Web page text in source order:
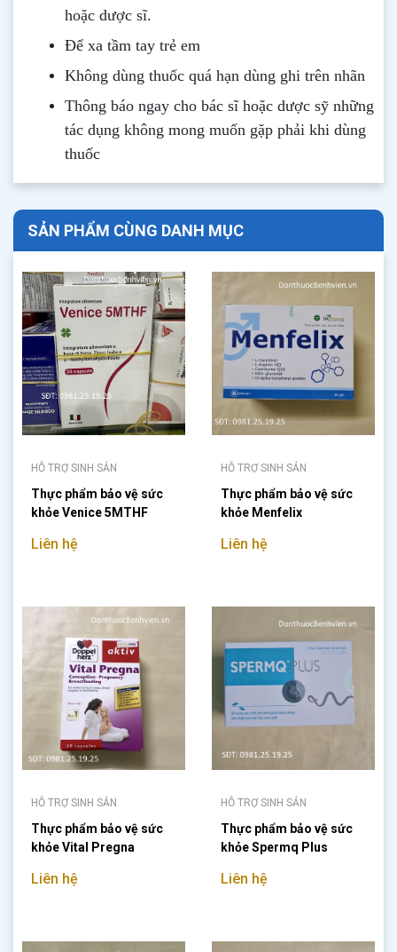
hoặc dược sĩ.
Để xa tầm tay trẻ em
Không dùng thuốc quá hạn dùng ghi trên nhãn
Thông báo ngay cho bác sĩ hoặc dược sỹ những
tác dụng không mong muốn gặp phải khi dùng
thuốc
SẢN PHẨM CÙNG DANH MỤC
HỖ TRỢ SINH SẢN
Thực phẩm bảo vệ sức
khỏe Venice 5MTHF
Liên hệ
HỖ TRỢ SINH SẢN
Thực phẩm bảo vệ sức
khỏe Menfelix
Liên hệ
HỖ TRỢ SINH SẢN
Thực phẩm bảo vệ sức
khỏe Vital Pregna
Liên hệ
HỖ TRỢ SINH SẢN
Thực phẩm bảo vệ sức
khỏe Spermq Plus
Liên hệ